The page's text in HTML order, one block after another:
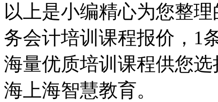
以上是小编精心为您整
务会计培训课程报价，1
海量优质培训课程供您
海上海智慧教育。